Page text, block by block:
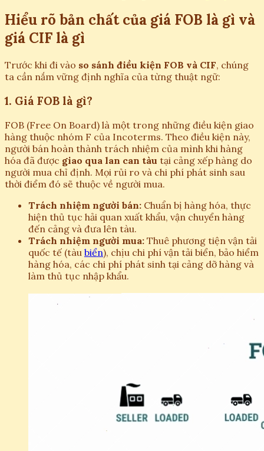
Hiểu rõ bản chất của giá FOB là gì và
giá CIF là gì
Trước khi đi vào so sánh điều kiện FOB và CIF, chúng
ta cần nắm vững định nghĩa của từng thuật ngữ:
1. Giá FOB là gì?
FOB (Free On Board) là một trong những điều kiện giao
hàng thuộc nhóm F của Incoterms. Theo điều kiện này,
người bán hoàn thành trách nhiệm của mình khi hàng
hóa đã được giao qua lan can tàu tại cảng xếp hàng do
người mua chỉ định. Mọi rủi ro và chi phí phát sinh sau
thời điểm đó sẽ thuộc về người mua.
Trách nhiệm người bán: Chuẩn bị hàng hóa, thực
hiện thủ tục hải quan xuất khẩu, vận chuyển hàng
đến cảng và đưa lên tàu.
Trách nhiệm người mua: Thuê phương tiện vận tải
quốc tế (tàu biển), chịu chi phí vận tải biển, bảo hiểm
hàng hóa, các chi phí phát sinh tại cảng dỡ hàng và
làm thủ tục nhập khẩu.